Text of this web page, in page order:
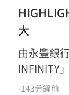
大
由永豐銀
INFINITY
力開唱，
-143分鐘前